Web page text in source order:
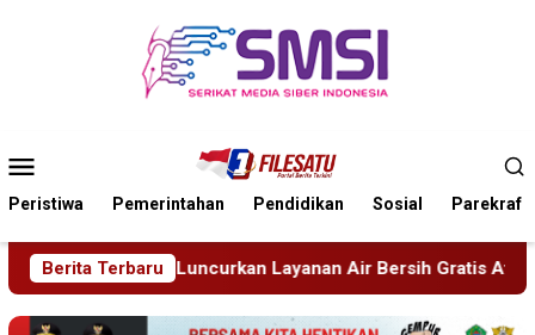
Mobile
Peristiwa Pemerintahan Pendidikan Sosial Parekraf
Berita Terbaru
Layanan Air Bersih Gratis Atasi Krisis Kemarau